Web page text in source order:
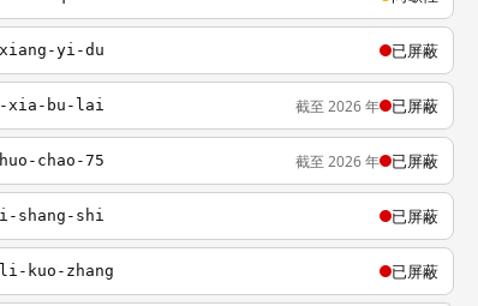
yi-du 已屏蔽
xia-bu-lai 截至 2026 年 已屏蔽
chao-75 截至 2026 年 已屏蔽
shang-shi 已屏蔽
kuo-zhang 已屏蔽